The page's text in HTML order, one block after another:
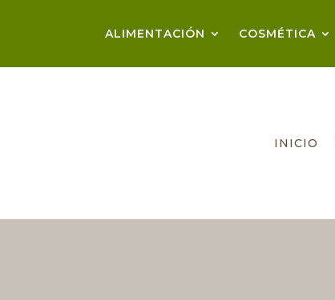
ALIMENTACIÓN COSMÉTICA
INICIO